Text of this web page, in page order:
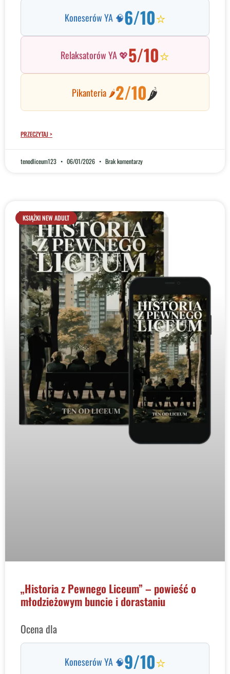
Koneserów YA 🧠6/10⭐
Relaksatorów YA 💖5/10⭐
Pikanteria 🌶️2/10🌶️
PRZECZYTAJ >
tenodliceum123 06/01/2026 Brak komentarzy
KSIĄŻKI NEW ADULT
„Historia z Pewnego Liceum” – powieść o
młodzieżowym buncie i dorastaniu
Ocena dla
Koneserów YA 🧠9/10⭐